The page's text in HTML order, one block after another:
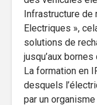
Infrastructure de
Electriques »,
solutions de
jusqu’aux
La formation en
desquels
par un